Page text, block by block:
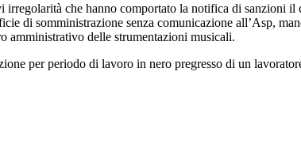
che hanno comportato la notifica di sanzioni il
di somministrazione senza comunicazione all’Asp,
amministrativo delle strumentazioni musicali.
per periodo di lavoro in nero pregresso di un